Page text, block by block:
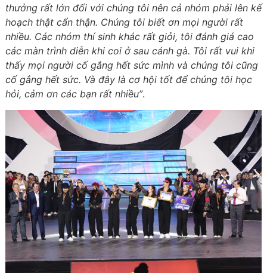
thưởng rất lớn đối với chúng tôi nên cả nhóm phải lên kế
hoạch thật cẩn thận. Chúng tôi biết ơn mọi người rất
nhiều. Các nhóm thí sinh khác rất giỏi, tôi đánh giá cao
các màn trình diễn khi coi ở sau cánh gà. Tôi rất vui khi
thấy mọi người cố gắng hết sức mình và chúng tôi cũng
cố gắng hết sức. Và đây là cơ hội tốt để chúng tôi học
hỏi, cảm ơn các bạn rất nhiều”.